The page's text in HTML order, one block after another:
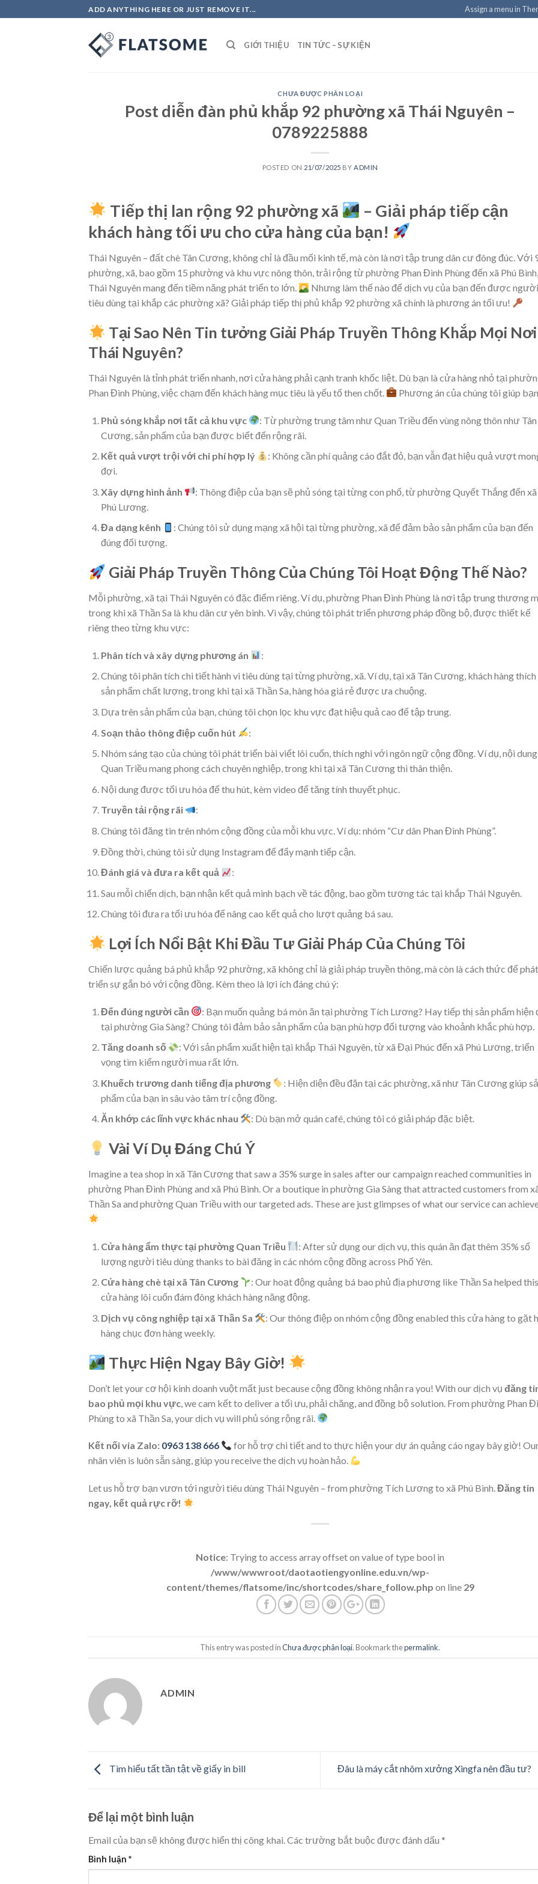
to
ADD ANYTHING HERE OR JUST REMOVE IT... Assign a menu in
GIỚI THIỆU TIN TỨC – SỰ KIỆN
CHƯA ĐƯỢC PHÂN LOẠI
Post diễn đàn phủ khắp 92 phường xã Thái Nguyên –
0789225888
POSTED ON 21/07/2025 BY ADMIN
Tiếp thị lan rộng 92 phường xã
– Giải pháp tiếp cận
khách hàng tối ưu cho cửa hàng của bạn!
Thái Nguyên – đất chè Tân Cương, không chỉ là đầu mối kinh tế, mà còn là nơi tập trung dân cư đông đúc. Với
phường, xã, bao gồm 15 phường và khu vực nông thôn, trải rộng từ phường Phan Đình Phùng đến xã Phú Bình,
Thái Nguyên mang đến tiềm năng phát triển to lớn.
Nhưng làm thế nào để dịch vụ của bạn đến được người
tiêu dùng tại khắp các phường xã? Giải pháp tiếp thị phủ khắp 92 phường xã chính là phương án tối ưu!
Tại Sao Nên Tin tưởng Giải Pháp Truyền Thông Khắp Mọi Nơi
Thái Nguyên?
Thái Nguyên là tỉnh phát triển nhanh, nơi cửa hàng phải cạnh tranh khốc liệt. Dù bạn là cửa hàng nhỏ tại
Phan Đình Phùng, việc chạm đến khách hàng mục tiêu là yếu tố then chốt.
Phương án của chúng tôi giúp
Phủ sóng khắp nơi tất cả khu vực
: Từ phường trung tâm như Quan Triều đến vùng nông thôn như Tân
Cương, sản phẩm của bạn được biết đến rộng rãi.
Kết quả vượt trội với chi phí hợp lý
: Không cần phí quảng cáo đắt đỏ, bạn vẫn đạt hiệu quả vượt
đợi.
Xây dựng hình ảnh
: Thông điệp của bạn sẽ phủ sóng tại từng con phố, từ phường Quyết Thắng đến xã
Phú Lương.
Đa dạng kênh
: Chúng tôi sử dụng mạng xã hội tại từng phường, xã để đảm bảo sản phẩm của bạn đến
đúng đối tượng.
Giải Pháp Truyền Thông Của Chúng Tôi Hoạt Động Thế Nào?
Mỗi phường, xã tại Thái Nguyên có đặc điểm riêng. Ví dụ, phường Phan Đình Phùng là nơi tập trung thương
trong khi xã Thần Sa là khu dân cư yên bình. Vì vậy, chúng tôi phát triển phương pháp đồng bộ, được thiết kế
riêng theo từng khu vực:
Phân tích và xây dựng phương án
:
Chúng tôi phân tích chi tiết hành vi tiêu dùng tại từng phường, xã. Ví dụ, tại xã Tân Cương, khách hàng thích
sản phẩm chất lượng, trong khi tại xã Thần Sa, hàng hóa giá rẻ được ưa chuộng.
Dựa trên sản phẩm của bạn, chúng tôi chọn lọc khu vực đạt hiệu quả cao để tập trung.
Soạn thảo thông điệp cuốn hút
:
Nhóm sáng tạo của chúng tôi phát triển bài viết lôi cuốn, thích nghi với ngôn ngữ cộng đồng. Ví dụ, nội
Quan Triều mang phong cách chuyên nghiệp, trong khi tại xã Tân Cương thì thân thiện.
Nội dung được tối ưu hóa để thu hút, kèm video để tăng tính thuyết phục.
Truyền tải rộng rãi
:
Chúng tôi đăng tin trên nhóm cộng đồng của mỗi khu vực. Ví dụ: nhóm “Cư dân Phan Đình Phùng”.
Đồng thời, chúng tôi sử dụng Instagram để đẩy mạnh tiếp cận.
Đánh giá và đưa ra kết quả
:
Sau mỗi chiến dịch, bạn nhận kết quả minh bạch về tác động, bao gồm tương tác tại khắp Thái Nguyên.
Chúng tôi đưa ra tối ưu hóa để nâng cao kết quả cho lượt quảng bá sau.
Lợi Ích Nổi Bật Khi Đầu Tư Giải Pháp Của Chúng Tôi
Chiến lược quảng bá phủ khắp 92 phường, xã không chỉ là giải pháp truyền thông, mà còn là cách thức để phát
triển sự gắn bó với cộng đồng. Kèm theo là lợi ích đáng chú ý:
Đến đúng người cần
: Bạn muốn quảng bá món ăn tại phường Tích Lương? Hay tiếp thị sản phẩm hiện
tại phường Gia Sàng? Chúng tôi đảm bảo sản phẩm của bạn phù hợp đối tượng vào khoảnh khắc phù hợp.
Tăng doanh số
: Với sản phẩm xuất hiện tại khắp Thái Nguyên, từ xã Đại Phúc đến xã Phú Lương, triển
vọng tìm kiếm người mua rất lớn.
Khuếch trương danh tiếng địa phương
: Hiện diện đều đặn tại các phường, xã như Tân Cương giúp
phẩm của bạn in sâu vào tâm trí cộng đồng.
Ăn khớp các lĩnh vực khác nhau
: Dù bạn mở quán café, chúng tôi có giải pháp đặc biệt.
Vài Ví Dụ Đáng Chú Ý
Imagine a tea shop in xã Tân Cương that saw a 35% surge in sales after our campaign reached communities in
phường Phan Đình Phùng and xã Phú Bình. Or a boutique in phường Gia Sàng that attracted customers from
Thần Sa and phường Quan Triều with our targeted ads. These are just glimpses of what our service can
Cửa hàng ẩm thực tại phường Quan Triều
: After sử dụng our dịch vụ, this quán ăn đạt thêm 35% số
lượng người tiêu dùng thanks to bài đăng in các nhóm cộng đồng across Phổ Yên.
Cửa hàng chè tại xã Tân Cương
: Our hoạt động quảng bá bao phủ địa phương like Thần Sa helped this
cửa hàng lôi cuốn đám đông khách hàng năng động.
Dịch vụ công nghiệp tại xã Thần Sa
: Our thông điệp on nhóm cộng đồng enabled this cửa hàng to gặt
hàng chục đơn hàng weekly.
Thực Hiện Ngay Bây Giờ!
Don’t let your cơ hội kinh doanh vuột mất just because cộng đồng không nhận ra you! With our dịch vụ đăng
bao phủ mọi khu vực , we cam kết to deliver a tối ưu, phải chăng, and đồng bộ solution. From phường Phan
Phùng to xã Thần Sa, your dịch vụ will phủ sóng rộng rãi.
Kết nối via Zalo: 0963 138 666
for hỗ trợ chi tiết and to thực hiện your dự án quảng cáo ngay bây giờ!
nhân viên is luôn sẵn sàng, giúp you receive the dịch vụ hoàn hảo.
Let us hỗ trợ bạn vươn tới người tiêu dùng Thái Nguyên – from phường Tích Lương to xã Phú Bình.Đăng tin
ngay, kết quả rực rỡ!
Notice: Trying to access array offset on value of type bool in
/www/wwwroot/daotaotiengyonline.edu.vn/wp-
content/themes/flatsome/inc/shortcodes/share_follow.php on line 29
This entry was posted inChưa được phân loại. Bookmark thepermalink.
ADMIN
Tìm hiểu tất tần tật về giấy in bill Đâu là máy cắt nhôm xưởng Xingfa nên đầu tư?
Để lại một bình luận
Email của bạn sẽ không được hiển thị công khai. Các trường bắt buộc được đánh dấu *
Bình luận *